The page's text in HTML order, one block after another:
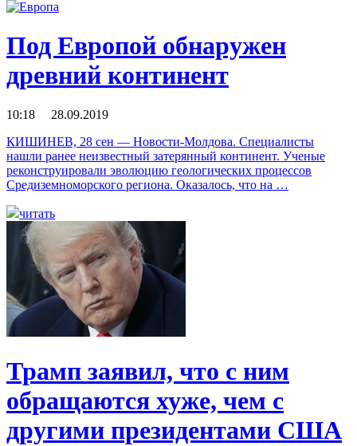
Под Европой обнаружен
древний континент
10:18 28.09.2019
КИШИНЕВ, 28 сен — Новости-Молдова. Специалисты
нашли ранее неизвестный затерянный континент. Ученые
реконструировали эволюцию геологических процессов
Средиземноморского региона. Оказалось, что на …
читать
Трамп заявил, что с ним
обращаются хуже, чем с
другими президентами США